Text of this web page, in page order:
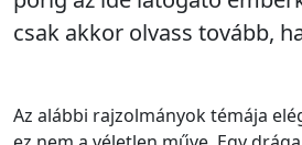
csak akkor olvass tovább,
Az alábbi rajzolmányok témája